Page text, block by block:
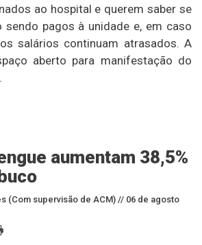
ao hospital e querem saber se
pagos à unidade e, em caso
salários continuam atrasados. A
aberto para manifestação do
aumentam 38,5%
(Com supervisão de ACM) // 06 de agosto